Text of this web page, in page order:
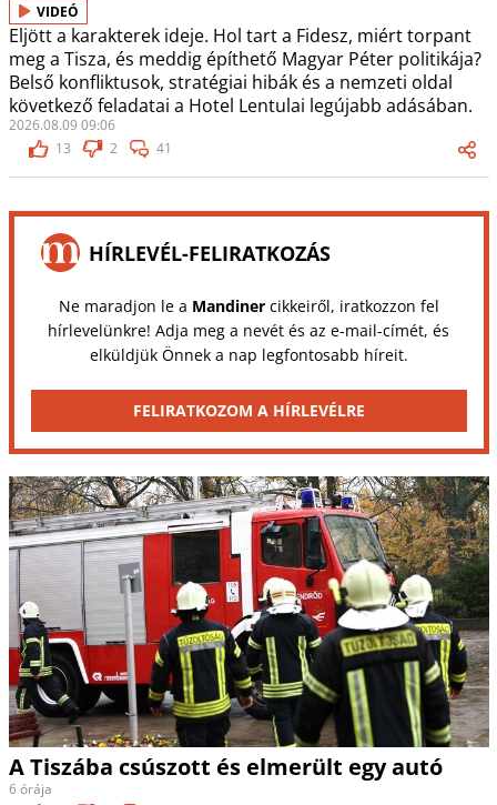
VIDEÓ
Eljött a karakterek ideje. Hol tart a Fidesz, miért torpant
meg a Tisza, és meddig építhető Magyar Péter politikája?
Belső konfliktusok, stratégiai hibák és a nemzeti oldal
következő feladatai a Hotel Lentulai legújabb adásában.
2026.08.09 09:06
13
2 41
HÍRLEVÉL-FELIRATKOZÁS
Ne maradjon le a Mandinercikkeiről, iratkozzon fel
hírlevelünkre! Adja meg a nevét és az e-mail-címét, és
elküldjük Önnek a nap legfontosabb híreit.
FELIRATKOZOM A HÍRLEVÉLRE
A Tiszába csúszott és elmerült egy autó
6 órája